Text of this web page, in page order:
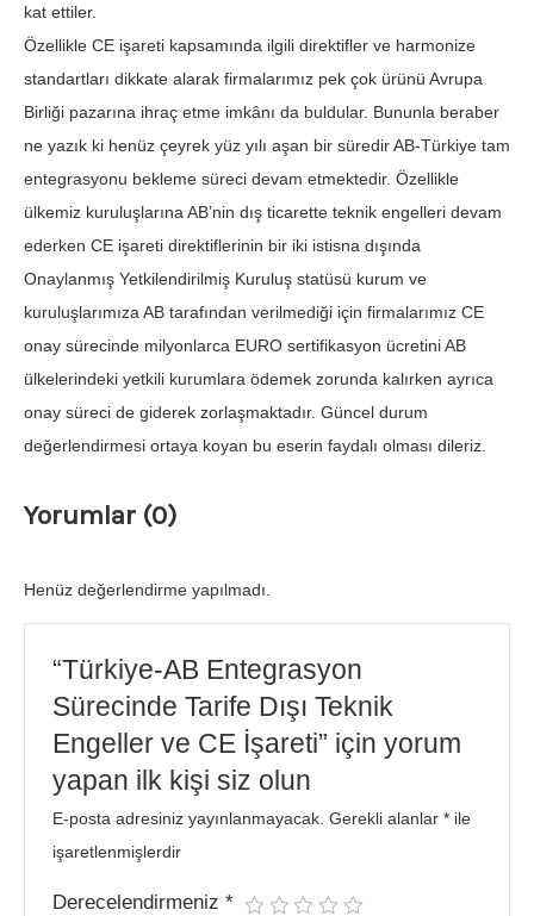
kat ettiler.
Özellikle CE işareti kapsamında ilgili direktifler ve harmonize
standartları dikkate alarak firmalarımız pek çok ürünü Avrupa
Birliği pazarına ihraç etme imkânı da buldular. Bununla beraber
ne yazık ki henüz çeyrek yüz yılı aşan bir süredir AB-Türkiye tam
entegrasyonu bekleme süreci devam etmektedir. Özellikle
ülkemiz kuruluşlarına AB’nin dış ticarette teknik engelleri devam
ederken CE işareti direktiflerinin bir iki istisna dışında
Onaylanmış Yetkilendirilmiş Kuruluş statüsü kurum ve
kuruluşlarımıza AB tarafından verilmediği için firmalarımız CE
onay sürecinde milyonlarca EURO sertifikasyon ücretini AB
ülkelerindeki yetkili kurumlara ödemek zorunda kalırken ayrıca
onay süreci de giderek zorlaşmaktadır. Güncel durum
değerlendirmesi ortaya koyan bu eserin faydalı olması dileriz.
Yorumlar (0)
Henüz değerlendirme yapılmadı.
“Türkiye-AB Entegrasyon
Sürecinde Tarife Dışı Teknik
Engeller ve CE İşareti” için yorum
yapan ilk kişi siz olun
E-posta adresiniz yayınlanmayacak. Gerekli alanlar* ile
işaretlenmişlerdir
Derecelendirmeniz*